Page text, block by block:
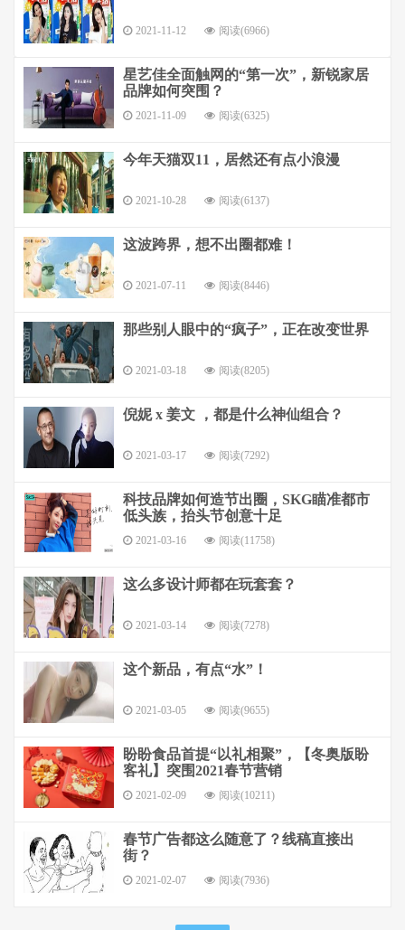
2021-11-12 阅读(6966)
星艺佳全面触网的“第一次”，新锐家居
品牌如何突围？
2021-11-09 阅读(6325)
今年天猫双11，居然还有点小浪漫
2021-10-28 阅读(6137)
这波跨界，想不出圈都难！
2021-07-11 阅读(8446)
那些别人眼中的“疯子”，正在改变世界
2021-03-18 阅读(8205)
倪妮 x 姜文 ，都是什么神仙组合？
2021-03-17 阅读(7292)
科技品牌如何造节出圈，SKG瞄准都市
低头族，抬头节创意十足
2021-03-16 阅读(11758)
这么多设计师都在玩套套？
2021-03-14 阅读(7278)
这个新品，有点“水”！
2021-03-05 阅读(9655)
盼盼食品首提“以礼相聚”，【冬奥版盼
客礼】突围2021春节营销
2021-02-09 阅读(10211)
春节广告都这么随意了？线稿直接出
街？
2021-02-07 阅读(7936)